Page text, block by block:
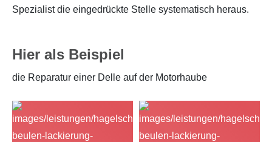
Spezialist die eingedrückte Stelle systematisch heraus.
Hier als Beispiel
die Reparatur einer Delle auf der Motorhaube